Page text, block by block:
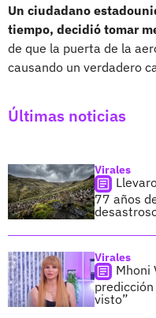
Un ciudadano
tiempo, decidió tomar
de que la puerta de la
causando un verdadero
Últimas noticias
Virales
77 años
Virales
Mhoni
visto”